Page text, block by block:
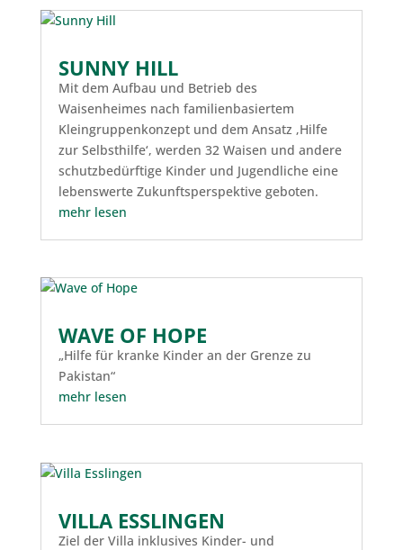
SUNNY HILL
Mit dem Aufbau und Betrieb des
Waisenheimes nach familienbasiertem
Kleingruppenkonzept und dem Ansatz ‚Hilfe
zur Selbsthilfe‘, werden 32 Waisen und andere
schutzbedürftige Kinder und Jugendliche eine
lebenswerte Zukunftsperspektive geboten.
mehr lesen
WAVE OF HOPE
„Hilfe für kranke Kinder an der Grenze zu
Pakistan“
mehr lesen
VILLA ESSLINGEN
Ziel der Villa inklusives Kinder- und